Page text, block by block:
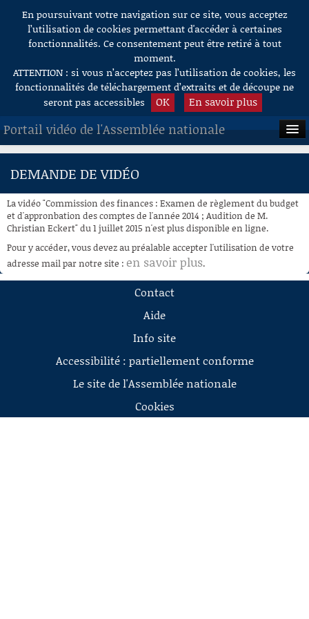
Aller au contenu
En poursuivant votre navigation sur ce site, vous acceptez
l’utilisation de cookies permettant d'accéder à certaines
fonctionnalités. Ce consentement peut être retiré à tout
moment.
ATTENTION : si vous n’acceptez pas l’utilisation de cookies, les
fonctionnalités de téléchargement d’extraits et de découpe ne
seront pas accessibles
OK En savoir plus
Portail vidéo de l'Assemblée nationale
ACCUEIL
À LA DEMANDE
RECHERCHE
AIDE À LA DÉCOUPE
DE VIDÉOS
DEMANDE DE VIDÉO
La vidéo "Commission des finances : Examen de règlement du budget
et d'appronbation des comptes de l'année 2014 ; Audition de M.
Christian Eckert" du 1 juillet 2015 n'est plus disponible en ligne.
Pour y accéder, vous devez au préalable accepter l'utilisation de votre
adresse mail par notre site : en savoir plus.
Contact
Aide
Info site
Accessibilité : partiellement conforme
Le site de l'Assemblée nationale
Cookies